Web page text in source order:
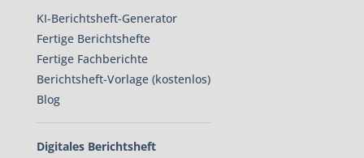
KI-Berichtsheft-Generator
Fertige Berichtshefte
Fertige Fachberichte
Berichtsheft-Vorlage (kostenlos)
Blog
Digitales Berichtsheft